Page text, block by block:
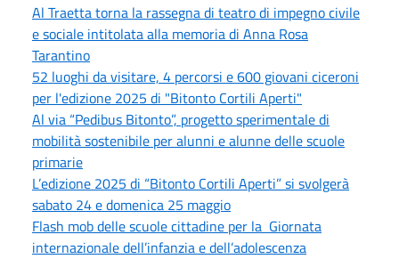
Al Traetta torna la rassegna di teatro di impegno civile
e sociale intitolata alla memoria di Anna Rosa
Tarantino
52 luoghi da visitare, 4 percorsi e 600 giovani ciceroni
per l'edizione 2025 di "Bitonto Cortili Aperti"
Al via “Pedibus Bitonto”, progetto sperimentale di
mobilità sostenibile per alunni e alunne delle scuole
primarie
L’edizione 2025 di “Bitonto Cortili Aperti” si svolgerà
sabato 24 e domenica 25 maggio
Flash mob delle scuole cittadine per la Giornata
internazionale dell’infanzia e dell’adolescenza